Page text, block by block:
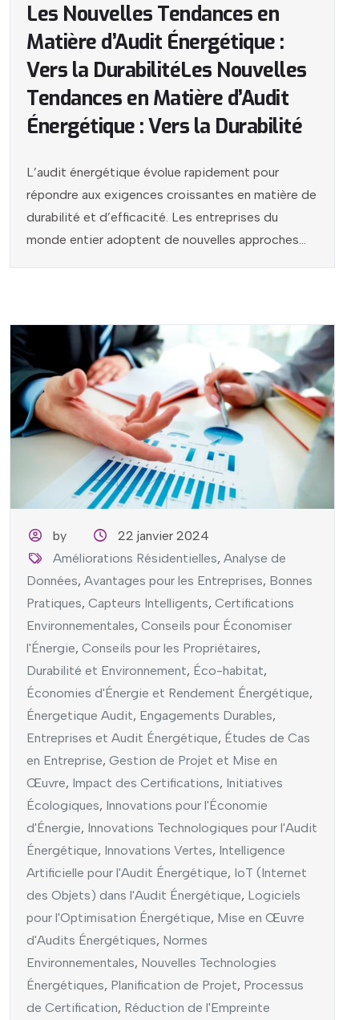
Les Nouvelles Tendances en
Matière d’Audit Énergétique :
Vers la DurabilitéLes Nouvelles
Tendances en Matière d’Audit
Énergétique : Vers la Durabilité
L’audit énergétique évolue rapidement pour
répondre aux exigences croissantes en matière de
durabilité et d’efficacité. Les entreprises du
monde entier adoptent de nouvelles approches...
by
22 janvier 2024
Améliorations Résidentielles,Analyse de
Données, Avantages pour les Entreprises, Bonnes
Pratiques, Capteurs Intelligents, Certifications
Environnementales, Conseils pour Économiser
l'Énergie, Conseils pour les Propriétaires,
Durabilité et Environnement, Éco-habitat,
Économies d'Énergie et Rendement Énergétique,
Énergetique Audit, Engagements Durables,
Entreprises et Audit Énergétique, Études de Cas
en Entreprise, Gestion de Projet et Mise en
Œuvre, Impact des Certifications, Initiatives
Écologiques, Innovations pour l'Économie
d'Énergie, Innovations Technologiques pour l'Audit
Énergétique, Innovations Vertes, Intelligence
Artificielle pour l'Audit Énergétique, IoT (Internet
des Objets) dans l'Audit Énergétique, Logiciels
pour l'Optimisation Énergétique, Mise en Œuvre
d'Audits Énergétiques, Normes
Environnementales, Nouvelles Technologies
Énergétiques, Planification de Projet, Processus
de Certification, Réduction de l'Empreinte